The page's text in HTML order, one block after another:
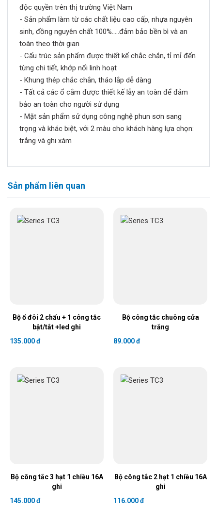
độc quyền trên thị trường Việt Nam
- Sản phẩm làm từ các chất liệu cao cấp, nhựa nguyên
sinh, đồng nguyên chất 100%.....đảm bảo bền bì và an
toàn theo thời gian
- Cấu trúc sản phẩm được thiết kế chắc chắn, tỉ mỉ đến
từng chi tiết, khớp nối linh hoạt
- Khung thép chắc chắn, tháo lắp dễ dàng
- Tất cả các ổ cắm được thiết kế lẫy an toàn để đảm
bảo an toàn cho người sử dụng
- Mặt sản phẩm sử dụng công nghệ phun sơn sang
trọng và khác biệt, với 2 màu cho khách hàng lựa chọn:
trắng và ghi xám
Sản phẩm liên quan
Bộ ổ đôi 2 chấu + 1 công tắc
bật/tắt +led ghi
135.000 đ
Bộ công tắc chuông cửa
trắng
89.000 đ
Bộ công tắc 3 hạt 1 chiều 16A
ghi
145.000 đ
Bộ công tắc 2 hạt 1 chiều 16A
ghi
116.000 đ